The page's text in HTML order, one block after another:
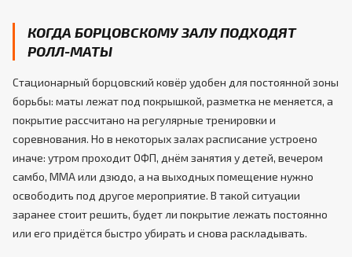
КОГДА БОРЦОВСКОМУ ЗАЛУ ПОДХОДЯТ
РОЛЛ-МАТЫ
Стационарный борцовский ковёр удобен для постоянной зоны
борьбы: маты лежат под покрышкой, разметка не меняется, а
покрытие рассчитано на регулярные тренировки и
соревнования. Но в некоторых залах расписание устроено
иначе: утром проходит ОФП, днём занятия у детей, вечером
самбо, ММА или дзюдо, а на выходных помещение нужно
освободить под другое мероприятие. В такой ситуации
заранее стоит решить, будет ли покрытие лежать постоянно
или его придётся быстро убирать и снова раскладывать.